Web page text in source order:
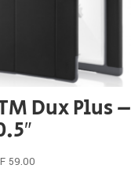
Dux Plus –
59.00